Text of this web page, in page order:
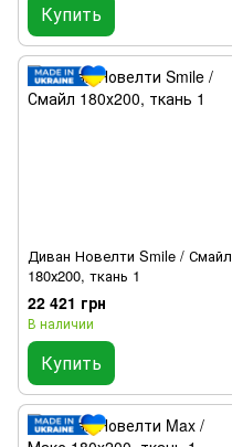
Купить
Диван Новелти Smile / Смайл
180х200, ткань 1
22 421 грн
В наличии
Купить